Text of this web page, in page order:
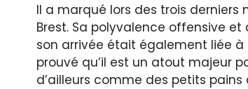
Il a marqué lors des trois derniers
Brest. Sa polyvalence offensive
son arrivée était également liée à
prouvé qu’il est un atout majeur
d’ailleurs comme des petits